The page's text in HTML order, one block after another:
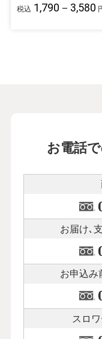
税込 1,790－3,580
お電話
お届け､
お申込み
スロ